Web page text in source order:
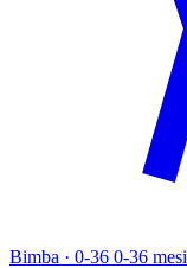
Bimba · 0-36 0-36 mesi